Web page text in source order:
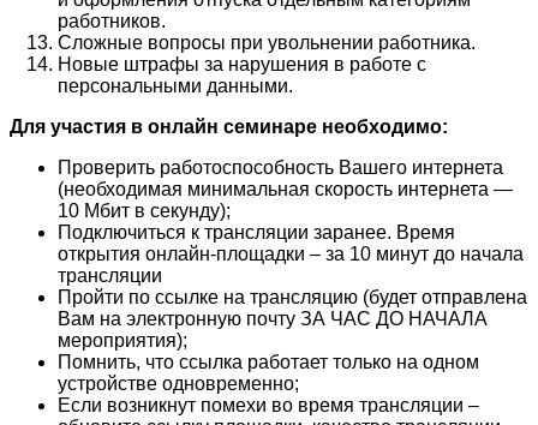
работников.
Сложные вопросы при увольнении работника.
Новые штрафы за нарушения в работе с
персональными данными.
Для участия в онлайн семинаре необходимо:
Проверить работоспособность Вашего интернета
(необходимая минимальная скорость интернета —
10 Мбит в секунду);
Подключиться к трансляции заранее. Время
открытия онлайн-площадки – за 10 минут до начала
трансляции
Пройти по ссылке на трансляцию (будет отправлена
Вам на электронную почту ЗА ЧАС ДО НАЧАЛА
мероприятия);
Помнить, что ссылка работает только на одном
устройстве одновременно;
Если возникнут помехи во время трансляции –